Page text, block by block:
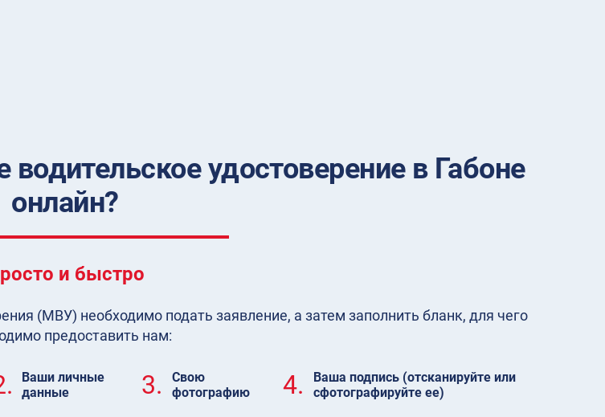
удостоверение в Габоне
онлайн?
и быстро
(МВУ) необходимо подать заявление, а затем заполнить бланк, для чего
предоставить нам:
Ваши личные
данные
3.
Свою
фотографию
4.
Ваша подпись (отсканируйте или
сфотографируйте ее)